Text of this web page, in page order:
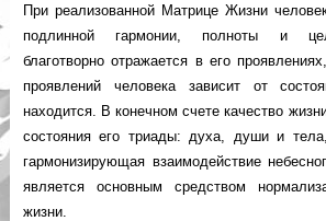
При реализованной Матрице Жизни
подлинной гармонии, полноты и
благотворно отражается в его
проявлений человека зависит от
находится. В конечном счете качество
состояния его триады: духа, души и
гармонизирующая взаимодействие
является основным средством
жизни.